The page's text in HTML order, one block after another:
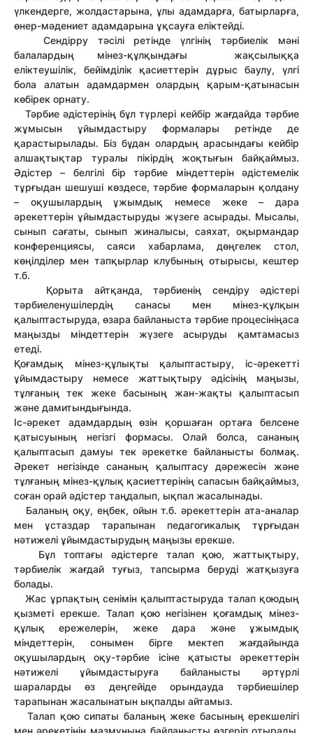
үлкендерге, жолдастарына, ұлы адамдарға, батырларға,
өнер-мәдениет адамдарына ұқсауға еліктейді.
Сендірру тәсілі ретінде үлгінің тәрбиелік мәні
балалардың мінез-құлқындағы жақсылыққа
еліктеушілік, бейімділік қасиеттерін дұрыс баулу, үлгі
бола алатын адамдармен олардың қарым-қатынасын
көбірек орнату.
Тәрбие әдістерінің бұл түрлері кейбір жағдайда тәрбие
жұмысын ұйымдастыру формалары ретінде де
қарастырылады. Біз бұдан олардың арасындағы кейбір
алшақтықтар туралы пікірдің жоқтығын байқаймыз.
Әдістер – белгілі бір тәрбие міндеттерін әдістемелік
тұрғыдан шешуші көздесе, тәрбие формаларын қолдану
– оқушылардың ұжымдық немесе жеке – дара
әрекеттерін ұйымдастыруды жүзеге асырады. Мысалы,
сынып сағаты, сынып жиналысы, саяхат, оқырмандар
конференциясы, саяси хабарлама, дөңгелек стол,
көңілділер мен тапқырлар клубының отырысы, кештер
т.б.
Қорыта айтқанда, тәрбиенің сендіру әдістері
тәрбиеленушілердің санасы мен мінез-құлқын
қалыптастыруда, өзара байланыста тәрбие процесініңаса
маңызды міндеттерін жүзеге асыруды қамтамасыз
етеді.
Қоғамдық мінез-құлықты қалыптастыру, іс-әрекетті
ұйымдастыру немесе жаттықтыру әдісінің маңызы,
тұлғаның тек жеке басының жан-жақты қалыптасып
және дамитындығында.
Іс-әрекет адамдардың өзін қоршаған ортаға белсене
қатысуының негізгі формасы. Олай болса, сананың
қалыптасып дамуы тек әрекетке байланысты болмақ.
Әрекет негізінде сананың қалыптасу дәрежесін және
тұлғаның мінез-құлық қасиеттерінің сапасын байқаймыз,
соған орай әдістер таңдалып, ықпал жасалынады.
Баланың оқу, еңбек, ойын т.б. әрекеттерін ата-аналар
мен ұстаздар тарапынан педагогикалық тұрғыдан
нәтижелі ұйымдастырудың маңызы ерекше.
Бұл топтағы әдістерге талап қою, жаттықтыру,
тәрбиелік жағдай туғыз, тапсырма беруді жатқызуға
болады.
Жас ұрпақтың сенімін қалыптастыруда талап қоюдың
қызметі ерекше. Талап қою негізінен қоғамдық мінез-
құлық ережелерін, жеке дара және ұжымдық
міндеттерін, сонымен бірге мектеп жағдайында
оқушылардың оқу-тәрбие ісіне қатысты әрекеттерін
нәтижелі ұйымдастыруға байланысты әртүрлі
шараларды өз деңгейіде орындауда тәрбиешілер
тарапынан жасалынатын ықпалды айтамыз.
Талап қою сипаты баланың жеке басының ерекшелігі
мен әрекетінің мазмұнына байланысты өзгеріп отырады.